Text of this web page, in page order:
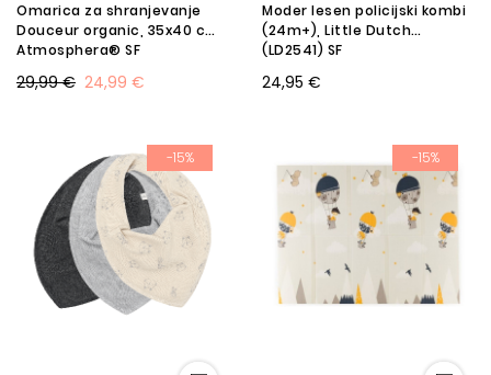
Omarica za shranjevanje
Douceur organic, 35x40 cm,
Atmosphera® SF
24,99 €
29,99 €
Moder lesen policijski kombi
(24m+), Little Dutch
(LD2541) SF
24,95 €
-15% -15%